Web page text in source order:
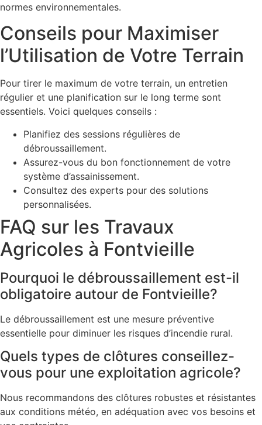
normes environnementales.
Conseils pour Maximiser
l’Utilisation de Votre Terrain
Pour tirer le maximum de votre terrain, un entretien
régulier et une planification sur le long terme sont
essentiels. Voici quelques conseils :
Planifiez des sessions régulières de
débroussaillement.
Assurez-vous du bon fonctionnement de votre
système d’assainissement.
Consultez des experts pour des solutions
personnalisées.
FAQ sur les Travaux
Agricoles à Fontvieille
Pourquoi le débroussaillement est-il
obligatoire autour de Fontvieille?
Le débroussaillement est une mesure préventive
essentielle pour diminuer les risques d’incendie rural.
Quels types de clôtures conseillez-
vous pour une exploitation agricole?
Nous recommandons des clôtures robustes et résistantes
aux conditions météo, en adéquation avec vos besoins et